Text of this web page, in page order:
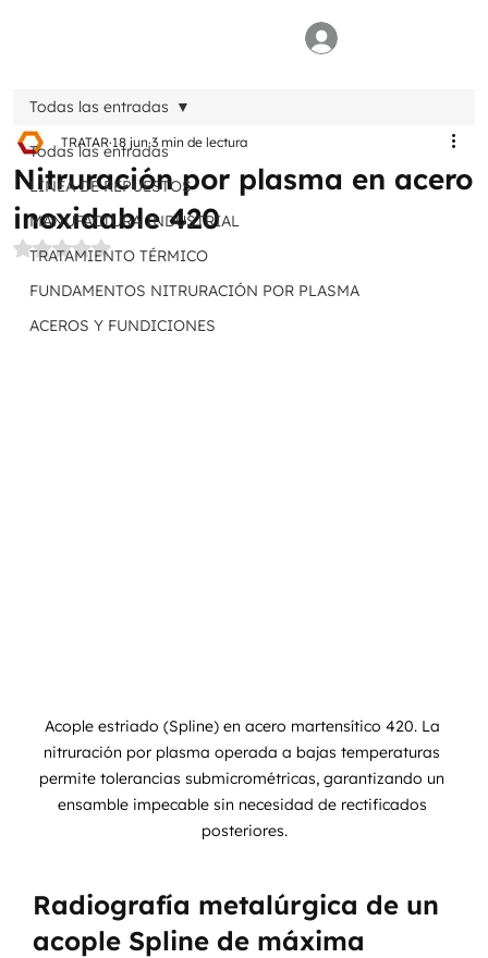
Todas las entradas
LÍNEA DE REPUESTOS
MANUFACTURA INDUSTRIAL
TRATAMIENTO TÉRMICO
FUNDAMENTOS NITRURACIÓN POR PLASMA
ACEROS Y FUNDICIONES
Todas las entradas
Nitruración por plasma en acero
inoxidable 420
TRATAR 18 jun 3 min de lectura
Obtuvo NaN de 5 estrellas.
Acople estriado (Spline) en acero martensítico 420. La
nitruración por plasma operada a bajas temperaturas
permite tolerancias submicrométricas, garantizando un
ensamble impecable sin necesidad de rectificados
posteriores.
Radiografía metalúrgica de un
acople Spline de máxima